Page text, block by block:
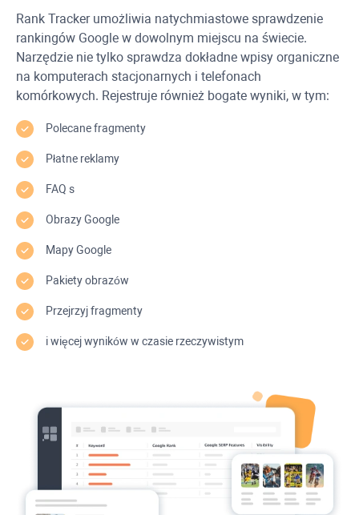
Rank Trackerumożliwia natychmiastowe sprawdzenie
rankingów Google w dowolnym miejscu na świecie.
Narzędzie nie tylko sprawdza dokładne wpisy organiczne
na komputerach stacjonarnych i telefonach
komórkowych. Rejestruje również bogate wyniki, w tym:
Polecane fragmenty
Płatne reklamy
FAQ s
Obrazy Google
Mapy Google
Pakiety obrazów
Przejrzyj fragmenty
i więcej wyników w czasie rzeczywistym